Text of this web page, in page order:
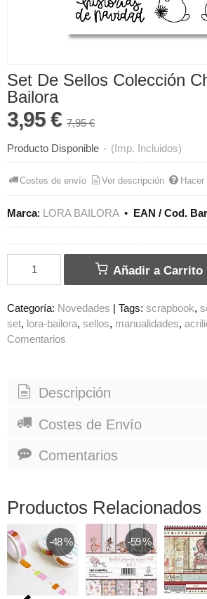
Set De Sellos Colección
Bailora
3,95 € 7,95 €
Producto Disponible - (Imp. Incluidos)
Costes de envío Ver descripción Hacer
Marca: LORA BAILORA• EAN / Cod.
Añadir a Carrito
Categoría: Novedades | Tags: scrapbook
set lora-bailora sellos manualidades
Comentarios
Descripción
Costes de Envío
Comentarios
Productos Relacionados
-48 % -59 %